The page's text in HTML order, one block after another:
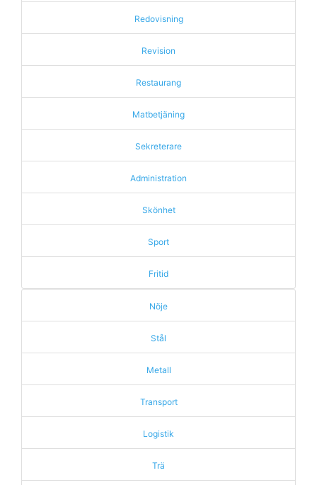
Redovisning
Revision
Restaurang
Matbetjäning
Sekreterare
Administration
Skönhet
Sport
Fritid
Nöje
Stål
Metall
Transport
Logistik
Trä